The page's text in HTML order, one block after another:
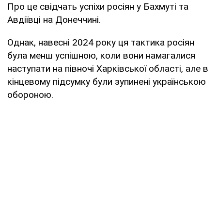
Про це свідчать успіхи росіян у Бахмуті та
Авдіївці на Донеччині.
Однак, навесні 2024 року ця тактика росіян
була менш успішною, коли вони намагалися
наступати на півночі Харківської області, але в
кінцевому підсумку були зупинені українською
обороною.